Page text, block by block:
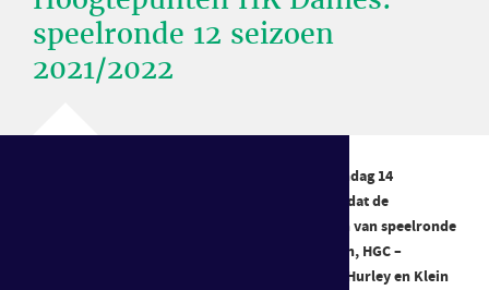
speelronde 12 seizoen
2021/2022
De clubs in de Hoofdklasse Dames speelden zondag 14
november 2021 hun voorlaatste wedstrijd voordat de
winterstop ingaat. Bekijk hier de hoogtepunten van speelronde
12. Met: Amsterdam – SCHC, Pinoké – Den Bosch, HGC –
Kampong, Bloemendaal – Oranje-Rood, hdm – Hurley en Klein